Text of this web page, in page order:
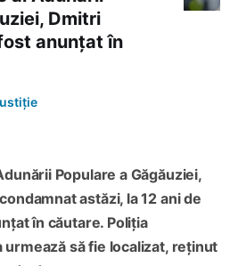
Dmitri
anunțat în
Populare a Găgăuziei,
astăzi, la 12 ani de
în căutare. Poliția
urmează să fie localizat, reținut